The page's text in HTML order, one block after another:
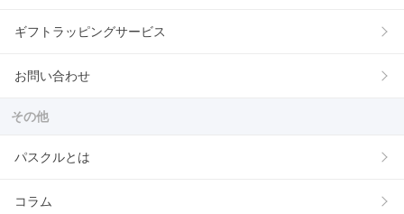
ギフトラッピングサービス
お問い合わせ
その他
パスクルとは
コラム